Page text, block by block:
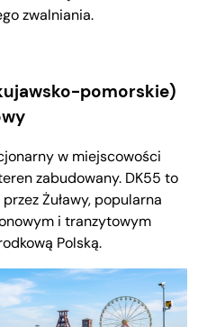
zwalniania.
pomorskie)
w miejscowości
zabudowany. DK55 to
Żuławy, popularna
i tranzytowym
Polską.